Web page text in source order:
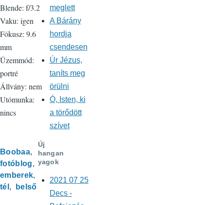
Blende: f/3.2
Vaku: igen
Fókusz: 9.6
mm
Üzemmód:
portré
Állvány: nem
Utómunka:
nincs
Boobaa
fotóblog
emberek
tél
belső
meglett
A Bárány
hordja
csendesen
Úr Jézus,
taníts meg
örülni
Ó, Isten, ki
a törődött
szívet
Új
hangan
yagok
2021 07 25
Decs -